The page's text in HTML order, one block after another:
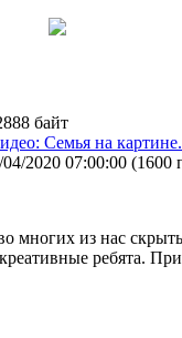
байт
Семья на
2020 07:00:00 (1600
многих из нас
ребята.